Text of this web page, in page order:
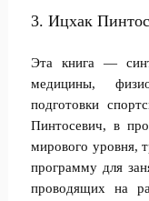
3. Ицхак
Эта книга —
медицины,
подготовки
Пинтосевич, в
мирового уровня,
программу для
проводящих на